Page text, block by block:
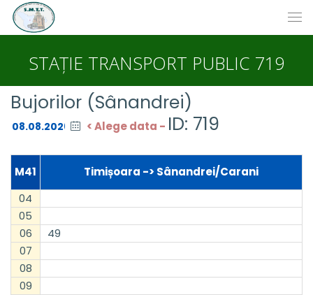
STAȚIE TRANSPORT PUBLIC 719
Bujorilor (Sânandrei)
< Alege data - ID: 719
M41
Timișoara -> Sânandrei/Carani
04
05
06
49
07
08
09